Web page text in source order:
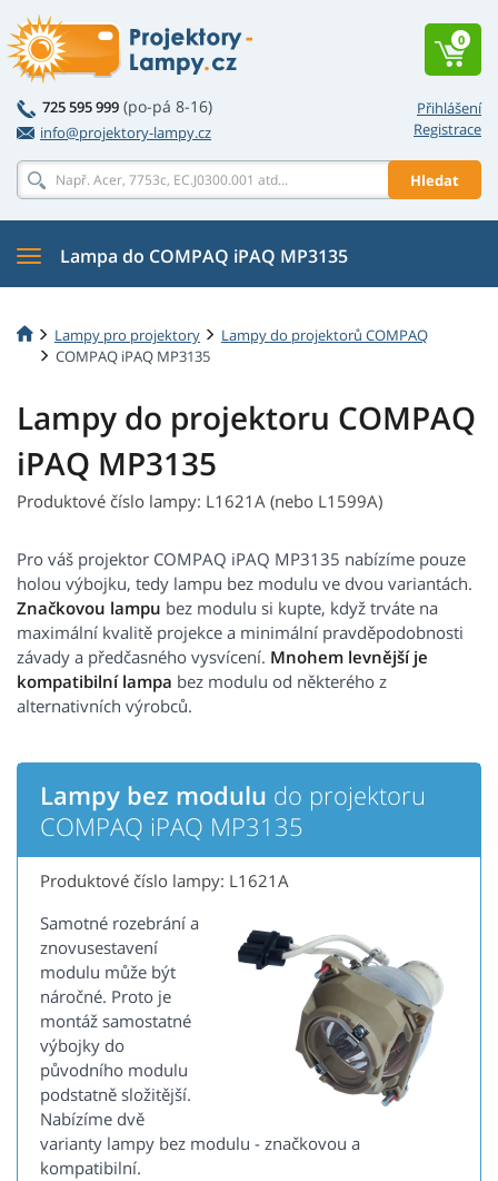
Přihlášení
Registrace
725 595 999 (po-pá 8-16)
info@projektory-lampy.cz
Hledat
0
Lampa do COMPAQ iPAQ MP3135
Lampy pro projektory
Lampy do projektorů COMPAQ
COMPAQ iPAQ MP3135
Lampy do projektoru COMPAQ
iPAQ MP3135
Produktové číslo lampy: L1621A (nebo L1599A)
Pro váš projektor COMPAQ iPAQ MP3135 nabízíme pouze
holou výbojku, tedy lampu bez modulu ve dvou variantách.
Značkovou lampu bez modulu si kupte, když trváte na
maximální kvalitě projekce a minimální pravděpodobnosti
závady a předčasného vysvícení. Mnohem levnější je
kompatibilní lampa bez modulu od některého z
alternativních výrobců.
Lampy bez modulu do projektoru
COMPAQ iPAQ MP3135
Produktové číslo lampy: L1621A
Samotné rozebrání a
znovusestavení
modulu může být
náročné. Proto je
montáž samostatné
výbojky do
původního modulu
podstatně složitější.
Nabízíme dvě
varianty lampy bez modulu - značkovou a
kompatibilní.